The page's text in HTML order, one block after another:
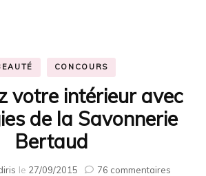
CONCOURS
votre intérieur avec
de la Savonnerie
Bertaud
le 27/09/2015 76 commentaires